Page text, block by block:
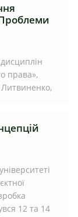
права»,
12 та 14